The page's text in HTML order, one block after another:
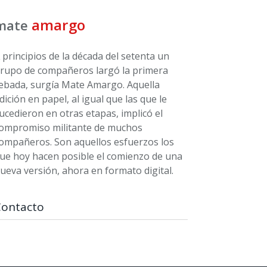
amargo
principios de la década del setenta un
de compañeros largó la primera
surgía Mate Amargo. Aquella
en papel, al igual que las que le
en otras etapas, implicó el
militante de muchos
Son aquellos esfuerzos los
hoy hacen posible el comienzo de una
versión, ahora en formato digital.